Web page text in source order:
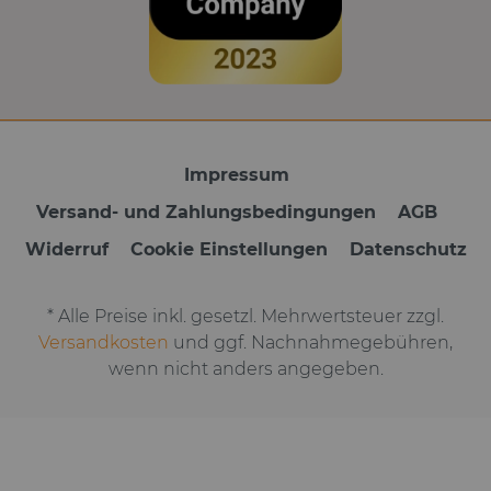
Impressum
Versand- und Zahlungsbedingungen
AGB
Widerruf
Cookie Einstellungen Datenschutz
* Alle Preise inkl. gesetzl. Mehrwertsteuer zzgl.
Versandkosten und ggf. Nachnahmegebühren,
wenn nicht anders angegeben.